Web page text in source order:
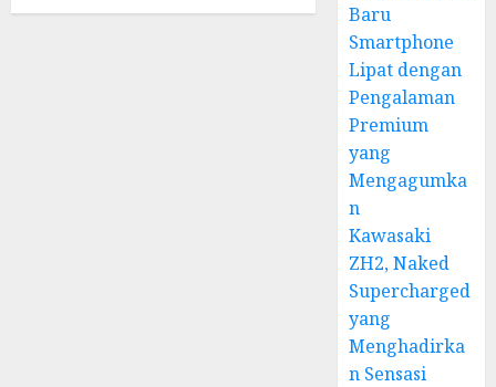
Baru
Smartphone
Lipat dengan
Pengalaman
Premium
yang
Mengagumka
n
Kawasaki
ZH2, Naked
Supercharged
yang
Menghadirka
n Sensasi